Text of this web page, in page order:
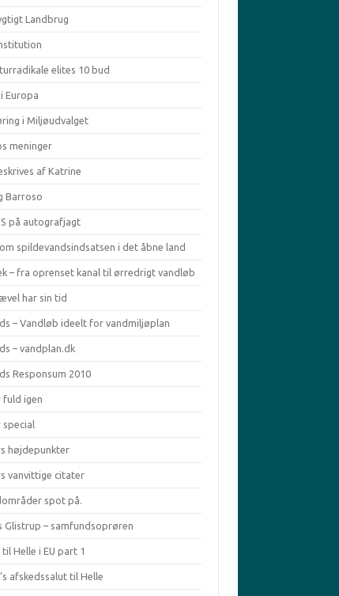
Landbrug
elites 10 bud
Europa
i Miljøudvalget
meninger
af Katrine
Barroso
på autografjagt
spildevandsindsatsen i det åbne land
– fra oprenset kanal til ørredrigt vandløb
har sin tid
– Vandløb ideelt for vandmiljøplan
– vandplan.dk
Responsum 2010
fuld igen
special
højdepunkter
vanvittige citater
spot på.
Glistrup – samfundsoprøren
Helle i EU part 1
afskedssalut til Helle